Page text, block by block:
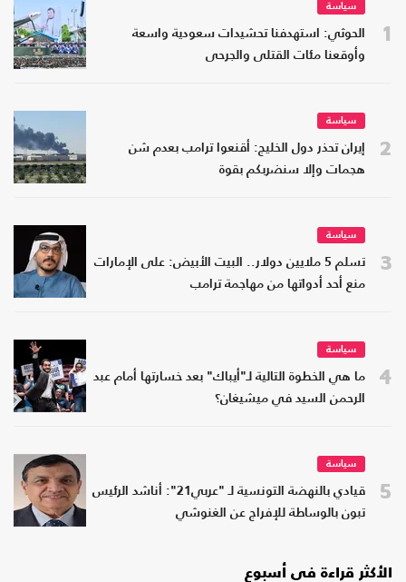
1
سياسة
الحوثي: استهدفنا تحشيدات سعودية واسعة
وأوقعنا مئات القتلى والجرحى
2
سياسة
إيران تحذر دول الخليج: أقنعوا ترامب بعدم شن
هجمات وإلا سنضربكم بقوة
3
سياسة
تسلم 5 ملايين دولار.. البيت الأبيض: على الإمارات
منع أحد أدواتها من مهاجمة ترامب
4
سياسة
ما هي الخطوة التالية لـ"أيباك" بعد خسارتها أمام عبد
الرحمن السيد في ميشيغان؟
5
سياسة
قيادي بالنهضة التونسية لـ "عربي21": أناشد الرئيس
تبون بالوساطة للإفراج عن الغنوشي
الأكثر قراءة في أسبوع